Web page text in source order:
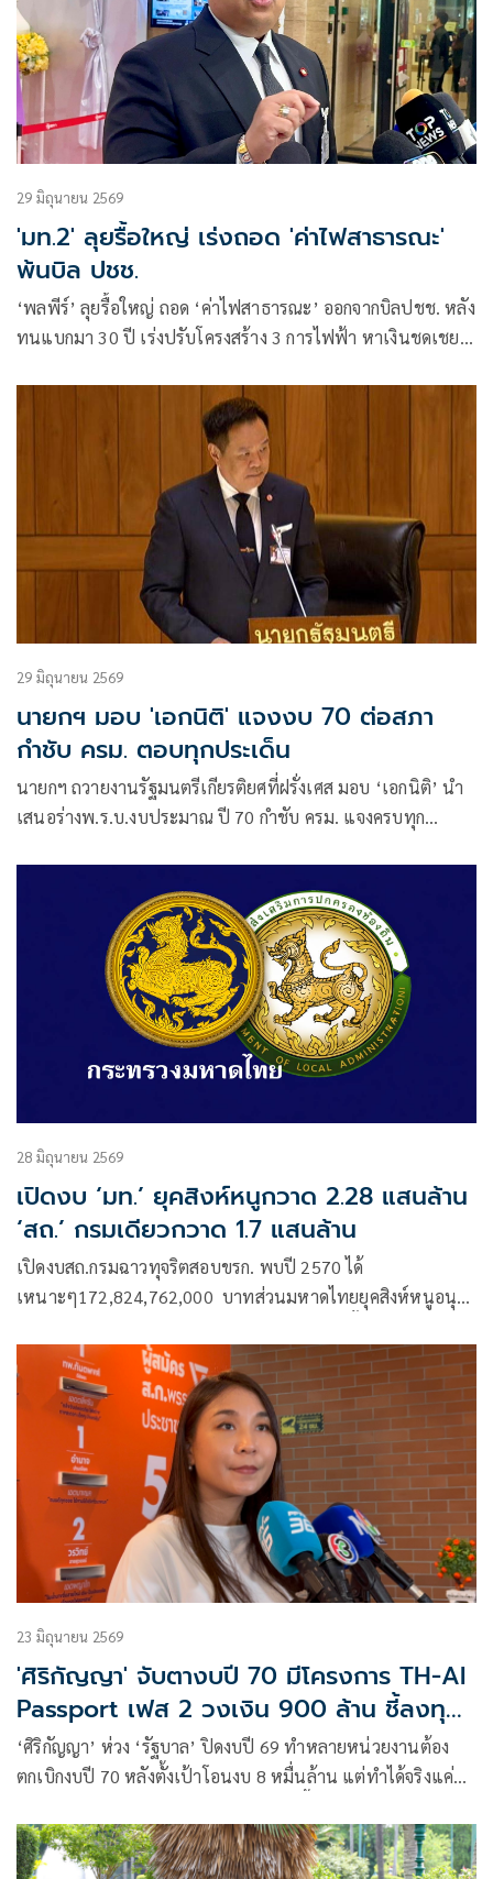
29 มิถุนายน 2569
'มท.2' ลุยรื้อใหญ่ เร่งถอด 'ค่าไฟสาธารณะ'
พ้นบิล ปชช.
‘พลพีร์’ ลุยรื้อใหญ่ ถอด ‘ค่าไฟสาธารณะ’ ออกจากบิลปชช. หลัง
ทนแบกมา 30 ปี เร่งปรับโครงสร้าง 3 การไฟฟ้า หาเงินชดเชยปี
29 มิถุนายน 2569
นายกฯ มอบ 'เอกนิติ' แจงงบ 70 ต่อสภา
กำชับ ครม. ตอบทุกประเด็น
นายกฯ ถวายงานรัฐมนตรีเกียรติยศที่ฝรั่งเศส มอบ ‘เอกนิติ’ นำ
เสนอร่างพ.ร.บ.งบประมาณ ปี 70 กำชับ ครม. แจงครบทุก
28 มิถุนายน 2569
เปิดงบ ‘มท.’ ยุคสิงห์หนูกวาด 2.28 แสนล้าน
‘สถ.’ กรมเดียวกวาด 1.7 แสนล้าน
เปิดงบสถ.กรมฉาวทุจริตสอบขรก. พบปี 2570 ได้
เหนาะๆ172,824,762,000 บาทส่วนมหาดไทยยุคสิงห์หนูอนุ
เบ้-รองผู้ว่าฯซีฟู้ด -ให้ออกปลัดจังหวัดงบคลองหลอด-ท้องถิ่นอัด
ไปสามร้อยกว่าล้าน ส่วน”บุรีรัมย์”ฐานใหญ่พรรคน้ำเงินได้ไป
166 ล้าน
23 มิถุนายน 2569
'ศิริกัญญา' จับตางบปี 70 มีโครงการ TH-AI
Passport เฟส 2 วงเงิน 900 ล้าน ชี้ลงทุน
สูงลิ่วแต่กรรมสิทธิ์ไม่ได้เป็นของรัฐ
‘ศิริกัญญา’ ห่วง ‘รัฐบาล’ ปิดงบปี 69 ทำหลายหน่วยงานต้อง
ตกเบิกงบปี 70 หลังตั้งเป้าโอนงบ 8 หมื่นล้าน แต่ทำได้จริงแค่
สีน้ำเงินหรือไม่ หวั่น TH-AI Passport เฟส 2 เสี่ยงซ้ำซ้อน
ลงทุนสูง แต่ไม่ได้กรรมสิทธิ์แพลตฟอร์ม